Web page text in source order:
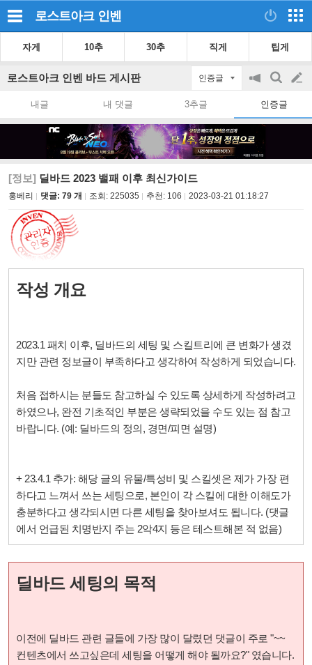
로스트아크 인벤
자게 10추 30추 직게 팁게
로스트아크 인벤 바드 게시판 인증글
공
on/off
검
색
글
쓰
내글 내 댓글 3추글 인증글
[정보] 딜바드 2023 밸패 이후 최신가이드
홍베리 댓글: 79 개 조회: 225035 추천: 106 2023-03-21 01:18:27
작성 개요
2023.1 패치 이후, 딜바드의 세팅 및 스킬트리에 큰 변화가 생겼
지만 관련 정보글이 부족하다고 생각하여 작성하게 되었습니다.
처음 접하시는 분들도 참고하실 수 있도록 상세하게 작성하려고
하였으나, 완전 기초적인 부분은 생략되었을 수도 있는 점 참고
바랍니다. (예: 딜바드의 정의, 경면/피면 설명)
+ 23.4.1 추가: 해당 글의 유물/특성비 및 스킬셋은 제가 가장 편
하다고 느껴서 쓰는 세팅으로, 본인이 각 스킬에 대한 이해도가
충분하다고 생각되시면 다른 세팅을 찾아보셔도 됩니다. (댓글
에서 언급된 치명반지 주는 2악4지 등은 테스트해본 적 없음)
딜바드 세팅의 목적
이전에 딜바드 관련 글들에 가장 많이 달렸던 댓글이 주로 "~~
컨텐츠에서 쓰고싶은데 세팅을 어떻게 해야 될까요?" 였습니다.